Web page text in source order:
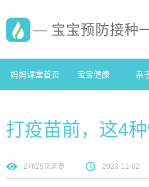
— 宝宝预防接种
妈妈课堂首页 宝宝健康 亲
打疫苗前，这4
27625次浏览 2023-11-02